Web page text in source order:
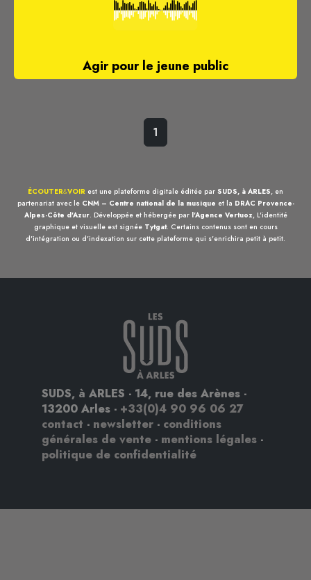
Agir pour le jeune public
1
ÉCOUTER&VOIR est une plateforme digitale éditée par SUDS, à ARLES, en
partenariat avec le CNM – Centre national de la musique et la DRAC Provence-
Alpes-Côte d'Azur. Développée et hébergée par l'Agence Vertuoz, L'identité
graphique et visuelle est signée Tytgat. Certains contenus sont en cours
d'intégration ou d'indexation sur cette plateforme qui s'enrichira petit à petit.
SUDS, à ARLES - 14, rue des Arènes -
13200 Arles - +33(0)4 90 96 06 27
contact - newsletter - conditions
générales de vente - mentions légales -
politique de confidentialité